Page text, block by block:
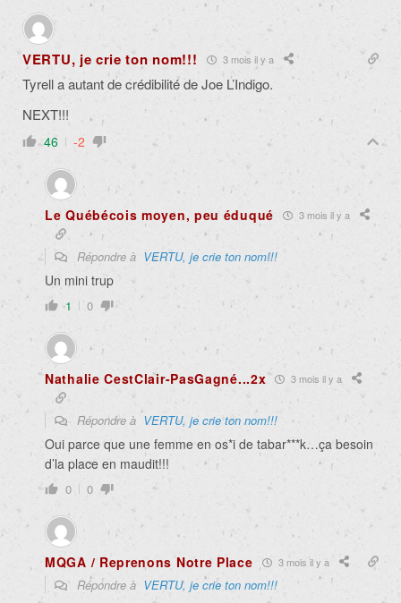
VERTU, je crie ton nom!!! 3 mois il y a
Tyrell a autant de crédibilité de Joe L’Indigo.
NEXT!!!
46 -2
Le Québécois moyen, peu éduqué 3 mois il y a
Répondre à VERTU, je crie ton nom!!!
Un mini trup
1 0
Nathalie CestClair-PasGagné...2x 3 mois il y a
Répondre à VERTU, je crie ton nom!!!
Oui parce que une femme en os*i de tabar***k…ça besoin
d’la place en maudit!!!
0 0
MQGA / Reprenons Notre Place 3 mois il y a
Répondre à VERTU, je crie ton nom!!!